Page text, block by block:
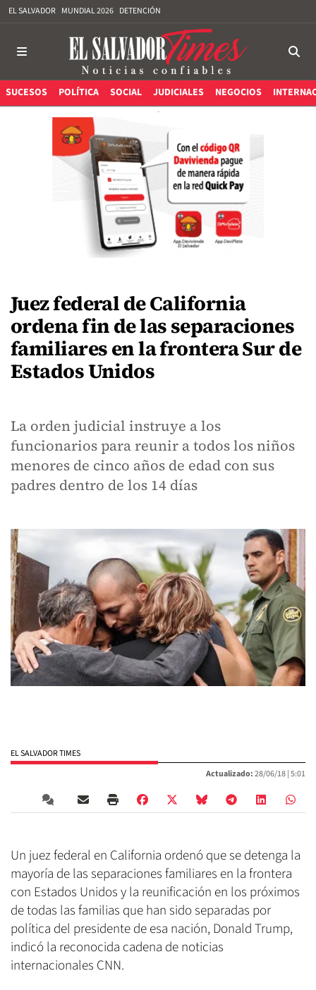
EL SALVADOR MUNDIAL 2026 DETENCIÓN
SUCESOS POLÍTICA SOCIAL JUDICIALES NEGOCIOS
Juez federal de California
ordena fin de las separaciones
familiares en la frontera Sur de
Estados Unidos
La orden judicial instruye a los
funcionarios para reunir a todos los niños
menores de cinco años de edad con sus
padres dentro de los 14 días
EL SALVADOR TIMES
Actualizado:28/06/18 |5:01
Un juez federal en California ordenó que se detenga la
mayoría de las separaciones familiares en la frontera
con Estados Unidos y la reunificación en los próximos
de todas las familias que han sido separadas por
política del presidente de esa nación, Donald Trump,
indicó la reconocida cadena de noticias
internacionales CNN.